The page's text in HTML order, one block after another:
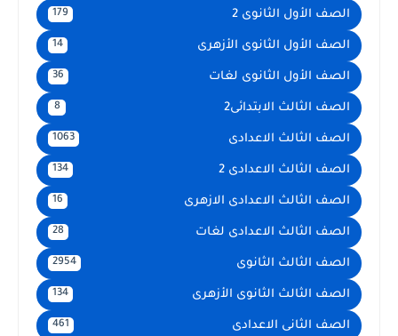
الصف الأول الثانوى 2
الصف الأول الثانوى الأزهرى
الصف الأول الثانوى لغات
الصف الثالث الابتدائى2
الصف الثالث الاعدادى
الصف الثالث الاعدادى 2
الصف الثالث الاعدادى الازهرى
الصف الثالث الاعدادى لغات
الصف الثالث الثانوى
الصف الثالث الثانوى الأزهرى
الصف الثانى الاعدادى